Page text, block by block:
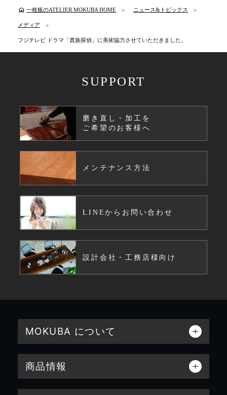
home 一枚板のATELIER MOKUBA HOME ニュース&トピックス
メディア
フジテレビ ドラマ「貴族探偵」に美術協力させていただきました。
SUPPORT
磨き直し・加工を
ご希望のお客様へ
メンテナンス方法
LINEからお問い合わせ
設計会社・工務店様向け
MOKUBA について
商品情報